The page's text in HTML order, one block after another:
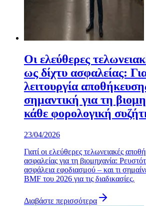
Οι ελεύθερες
ως δίχτυ ασφαλείας:
λειτουργία
σημαντική για τη
κάθε φορολογική
23/04/2026
Γιατί οι ελεύθερες τελωνειακές
ασφαλείας για τη βιομηχανία:
ασφάλεια εφοδιασμού – και τι
BMF του 2026 για τις διαδικασίες.
Διαβάστε περισσότερα